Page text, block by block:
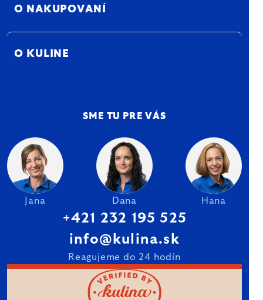
O NAKUPOVANÍ
O KULINE
SME TU PRE VÁS
Jana Dana Hana
+421 232 195 525
info@kulina.sk
Reagujeme do 24 hodín